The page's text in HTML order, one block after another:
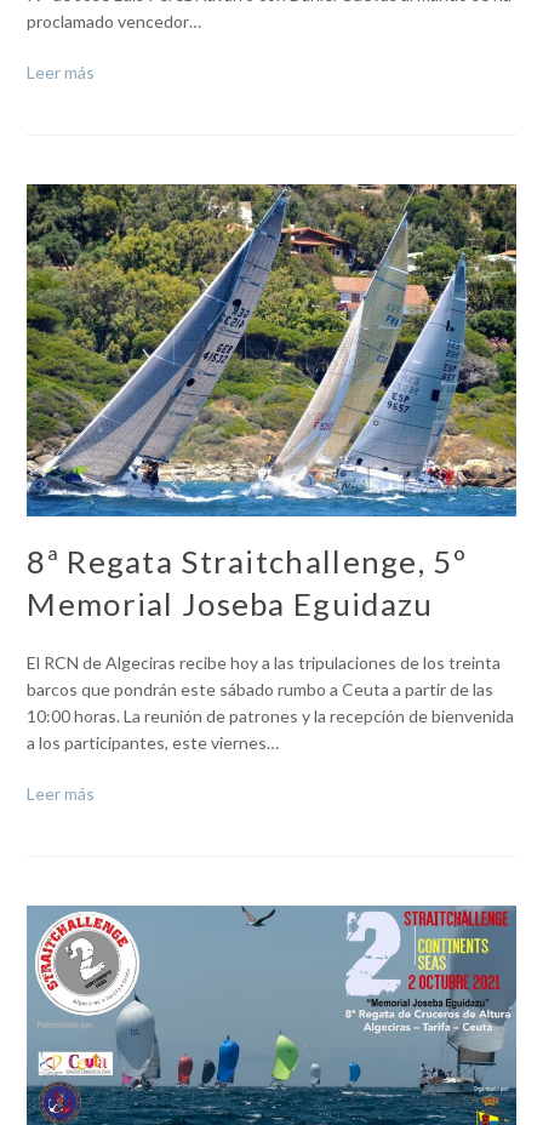
proclamado vencedor…
Leer más
8ª Regata Straitchallenge, 5º
Memorial Joseba Eguidazu
El RCN de Algeciras recibe hoy a las tripulaciones de los treinta
barcos que pondrán este sábado rumbo a Ceuta a partir de las
10:00 horas. La reunión de patrones y la recepción de bienvenida
a los participantes, este viernes…
Leer más